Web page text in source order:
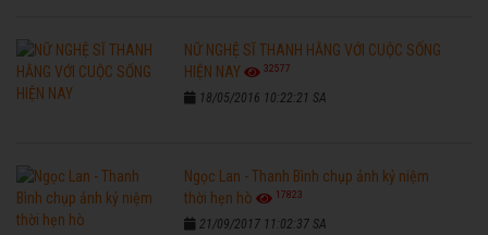
NỮ NGHỆ SĨ THANH HẰNG VỚI CUỘC SỐNG
HIỆN NAY
32577
18/05/2016 10:22:21 SA
Ngọc Lan - Thanh Bình chụp ảnh kỷ niệm
thời hẹn hò
17823
21/09/2017 11:02:37 SA